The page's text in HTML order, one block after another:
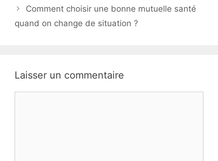
Comment choisir une bonne mutuelle santé
quand on change de situation ?
Laisser un commentaire